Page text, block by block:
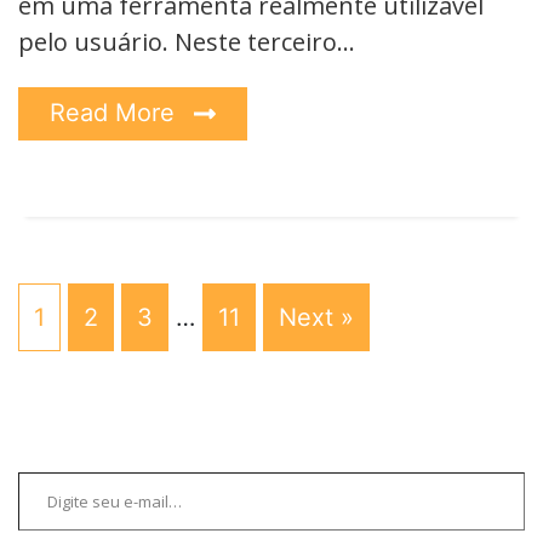
pelo usuário. Neste terceiro…
Read More
1 2 3 … 11 Next »
Digite seu e-mail…